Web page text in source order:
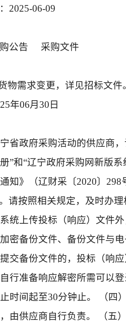
2025-06-09
购公告 采购文件
物需求变更，详见招标文
年06月30日
宁省政府采购活动的供应商
”和“辽宁政府采购网新版
知》（辽财采〔2020〕
请按照相关规定，及时办
统上传投标（响应）文件
密备份文件、备份文件与
交备份文件的，投标（响
自行准备响应解密所需可以
时间起至30分钟止。 （四
由供应商自行负责。 （五